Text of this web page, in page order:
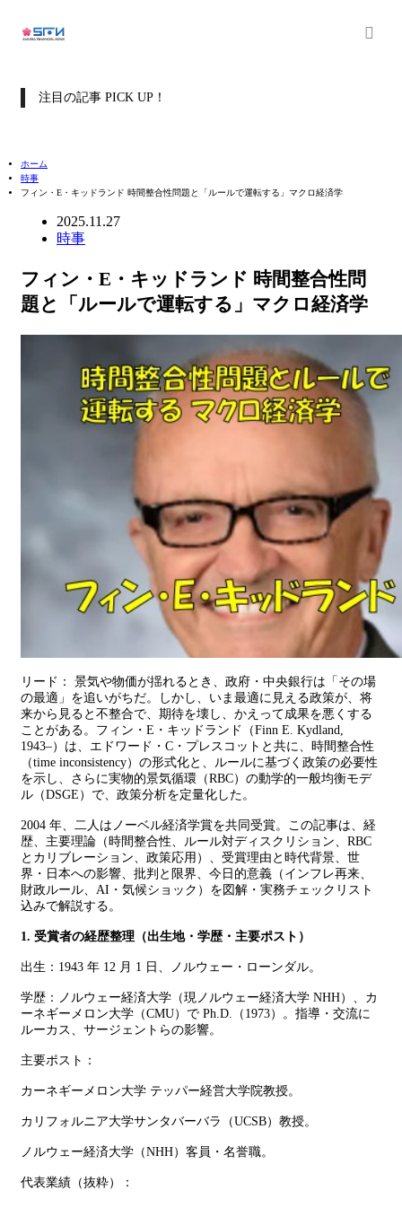
注目の記事 PICK UP！
ホーム
時事
フィン・E・キッドランド 時間整合性問題と「ルールで運転する」マクロ経済学
2025.11.27
時事
フィン・E・キッドランド 時間整合性問
題と「ルールで運転する」マクロ経済学
リード： 景気や物価が揺れるとき、政府・中央銀行は「その場
の最適」を追いがちだ。しかし、いま最適に見える政策が、将
来から見ると不整合で、期待を壊し、かえって成果を悪くする
ことがある。フィン・E・キッドランド（Finn E. Kydland,
1943–）は、エドワード・C・プレスコットと共に、時間整合性
（time inconsistency）の形式化と、ルールに基づく政策の必要性
を示し、さらに実物的景気循環（RBC）の動学的一般均衡モデ
ル（DSGE）で、政策分析を定量化した。
2004 年、二人はノーベル経済学賞を共同受賞。この記事は、経
歴、主要理論（時間整合性、ルール対ディスクリション、RBC
とカリブレーション、政策応用）、受賞理由と時代背景、世
界・日本への影響、批判と限界、今日的意義（インフレ再来、
財政ルール、AI・気候ショック）を図解・実務チェックリスト
込みで解説する。
1. 受賞者の経歴整理（出生地・学歴・主要ポスト）
出生：1943 年 12 月 1 日、ノルウェー・ローンダル。
学歴：ノルウェー経済大学（現ノルウェー経済大学 NHH）、カ
ーネギーメロン大学（CMU）で Ph.D.（1973）。指導・交流に
ルーカス、サージェントらの影響。
主要ポスト：
カーネギーメロン大学 テッパー経営大学院教授。
カリフォルニア大学サンタバーバラ（UCSB）教授。
ノルウェー経済大学（NHH）客員・名誉職。
代表業績（抜粋）：